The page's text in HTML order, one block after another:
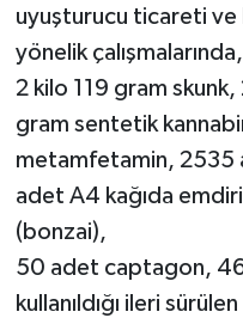
uyuşturucu ticareti ve
yönelik
2 kilo 119 gram
gram sentetik
metamfetamin, 2535
adet A4 kağıda
(bonzai),
50 adet captagon,
kullanıldığı ileri